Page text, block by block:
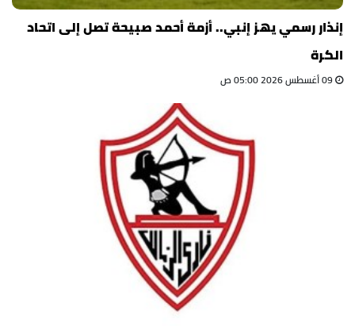
إنذار رسمي يهز إنبي.. أزمة أحمد صبيحة تصل إلى اتحاد
الكرة